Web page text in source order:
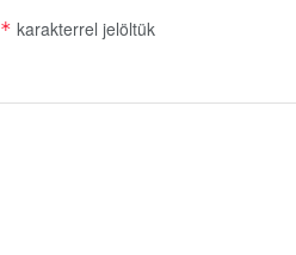
* karakterrel jelöltük